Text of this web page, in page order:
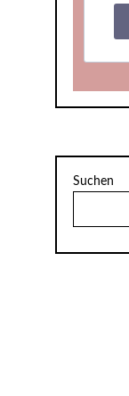
Suchen